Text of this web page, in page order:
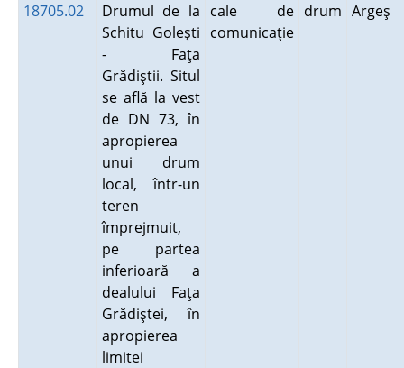
18705.02
Drumul de la
Schitu Goleşti
- Faţa
Grădiştii. Situl
se află la vest
de DN 73, în
apropierea
unui drum
local, într-un
teren
împrejmuit,
pe partea
inferioară a
dealului Faţa
Grădiştei, în
apropierea
limitei
cale de
comunicaţie
drum Argeş